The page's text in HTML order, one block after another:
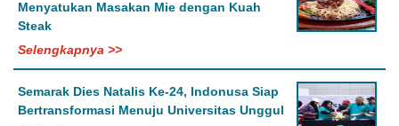
Menyatukan Masakan Mie dengan Kuah
Steak
Selengkapnya >>
Semarak Dies Natalis Ke-24, Indonusa Siap
Bertransformasi Menuju Universitas Unggul